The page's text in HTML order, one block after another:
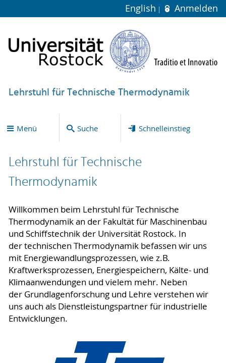
English Anmelden
Lehrstuhl für Technische Thermodynamik
Menü Suche Schnelleinstieg
Lehrstuhl für Technische
Thermodynamik
Willkommen beim Lehrstuhl für Technische
Thermodynamik an der Fakultät für Maschinenbau
und Schiffstechnik der Universität Rostock. In
der technischen Thermodynamik befassen wir uns
mit Energiewandlungsprozessen, wie z.B.
Kraftwerksprozessen, Energiespeichern, Kälte- und
Klimaanwendungen und vielem mehr. Neben
der Grundlagenforschung und Lehre verstehen wir
uns auch als Dienstleistungspartner für industrielle
Entwicklungen.